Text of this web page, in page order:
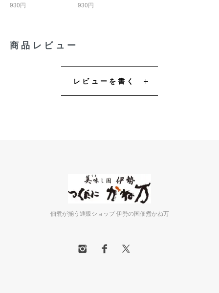
930円 930円
商品レビュー
レビューを書く
佃煮が揃う通販ショップ 伊勢の国佃煮かね万